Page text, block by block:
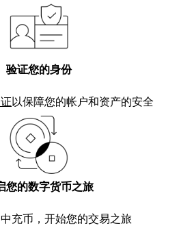
验证您的身份
以保障您的帐户和资产的安全
您的数字货币之旅
充币，开始您的交易之旅